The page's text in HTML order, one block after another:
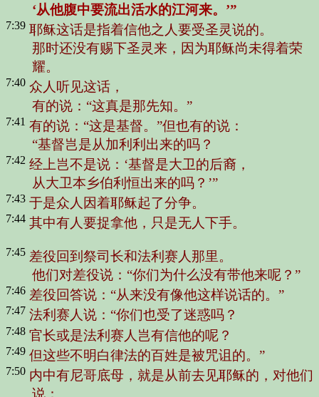
‘从他腹中要流出活水的江河来。’”
7:39 耶稣这话是指着信他之人要受圣灵说的。
那时还没有赐下圣灵来，因为耶稣尚未得着荣
耀。
7:40 众人听见这话，
有的说： “这真是那先知。”
7:41 有的说： “这是基督。”但也有的说：
“基督岂是从加利利出来的吗？
7:42 经上岂不是说：‘基督是大卫的后裔，
从大卫本乡伯利恒出来的吗？’”
7:43 于是众人因着耶稣起了分争。
7:44 其中有人要捉拿他，只是无人下手。
7:45 差役回到祭司长和法利赛人那里。
他们对差役说： “你们为什么没有带他来呢？”
7:46 差役回答说： “从来没有像他这样说话的。”
7:47 法利赛人说： “你们也受了迷惑吗？
7:48 官长或是法利赛人岂有信他的呢？
7:49 但这些不明白律法的百姓是被咒诅的。”
7:50 内中有尼哥底母，就是从前去见耶稣的，对他们